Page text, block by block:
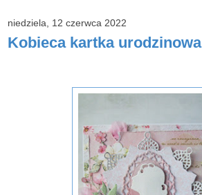
niedziela, 12 czerwca 2022
Kobieca kartka urodzinowa